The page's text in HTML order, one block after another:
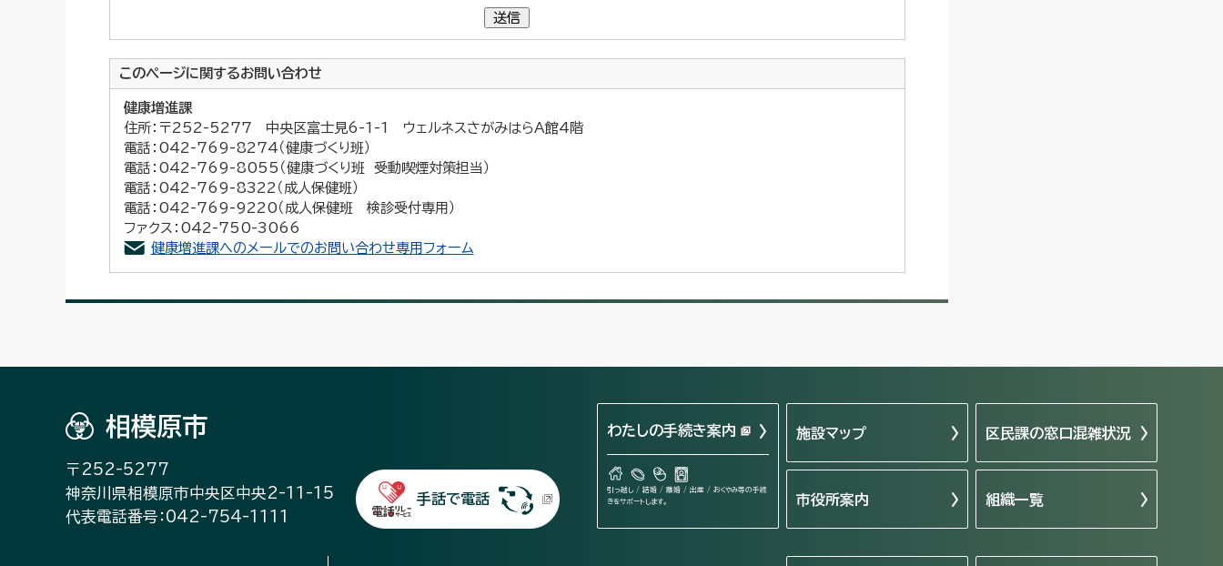
送信
このページに関するお問い合わせ
健康増進課
住所：〒252-5277 中央区富士見6-1-1 ウェルネスさがみはらA館4階
電話：042-769-8274（健康づくり班）
電話：042-769-8055（健康づくり班 受動喫煙対策担当）
電話：042-769-8322（成人保健班）
電話：042-769-9220（成人保健班 検診受付専用）
ファクス：042-750-3066
健康増進課へのメールでのお問い合わせ専用フォーム
相模原市
〒252-5277
神奈川県相模原市中央区中央2-11-15
代表電話番号：042-754-1111
手話で電話
わたしの手続き案内
引っ越し / 結婚 / 離婚 / 出産 / おくやみ等の手続
きをサポートします。
施設マップ 区民課の窓口混雑状況
市役所案内 組織一覧